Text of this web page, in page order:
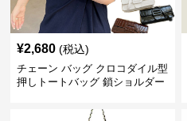
¥2,680 (税込)
チェーン バッグ クロコダイル型
押しトートバッグ 鎖ショルダー